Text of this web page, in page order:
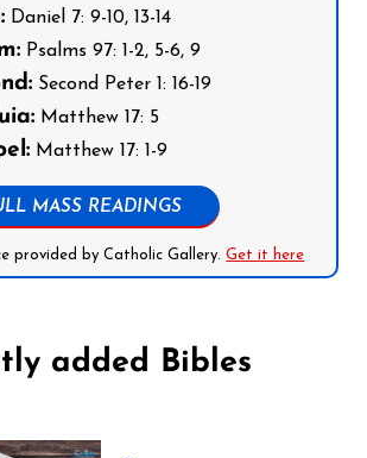
Daniel 7: 9-10, 13-14
Psalms 97: 1-2, 5-6, 9
Second Peter 1: 16-19
Matthew 17: 5
Matthew 17: 1-9
MASS READINGS
provided by Catholic Gallery.Get it here
added Bibles